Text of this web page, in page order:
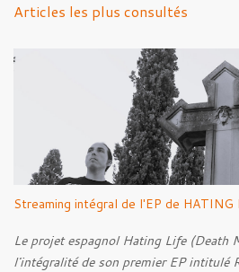
Articles les plus consultés
Streaming intégral de l'EP de HATING
Le projet espagnol Hating Life (Death
l'intégralité de son premier EP intitulé